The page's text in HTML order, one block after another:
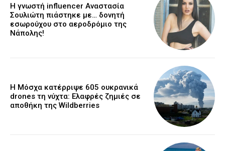
Η γνωστή influencer Αναστασία
Σουλιώτη πιάστηκε με… δονητή
εσωρούχου στο αεροδρόμιο της
Νάπολης!
Η Μόσχα κατέρριψε 605 ουκρανικά
drones τη νύχτα: Ελαφρές ζημιές σε
αποθήκη της Wildberries